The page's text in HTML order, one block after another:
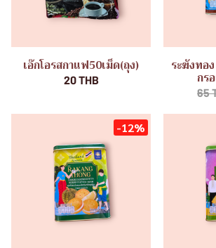
เอ๊กโอรสกาแฟ50เม็ด(ถุง)
20 THB
ระฆังทอ
กร
65
-12%